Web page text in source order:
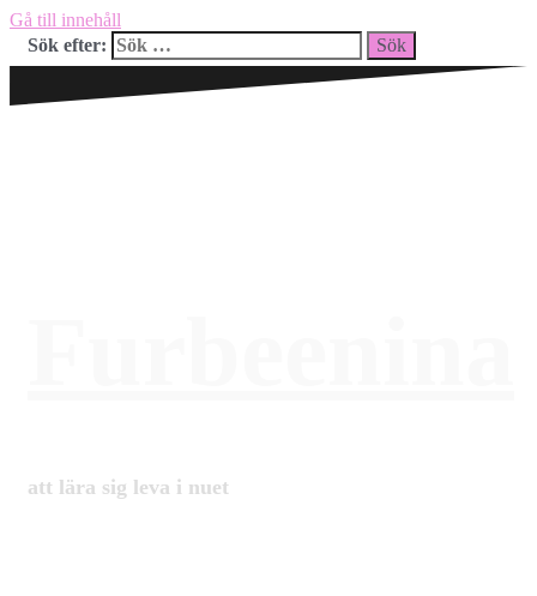
Gå till innehåll
Sök efter:
att lära sig leva i nuet